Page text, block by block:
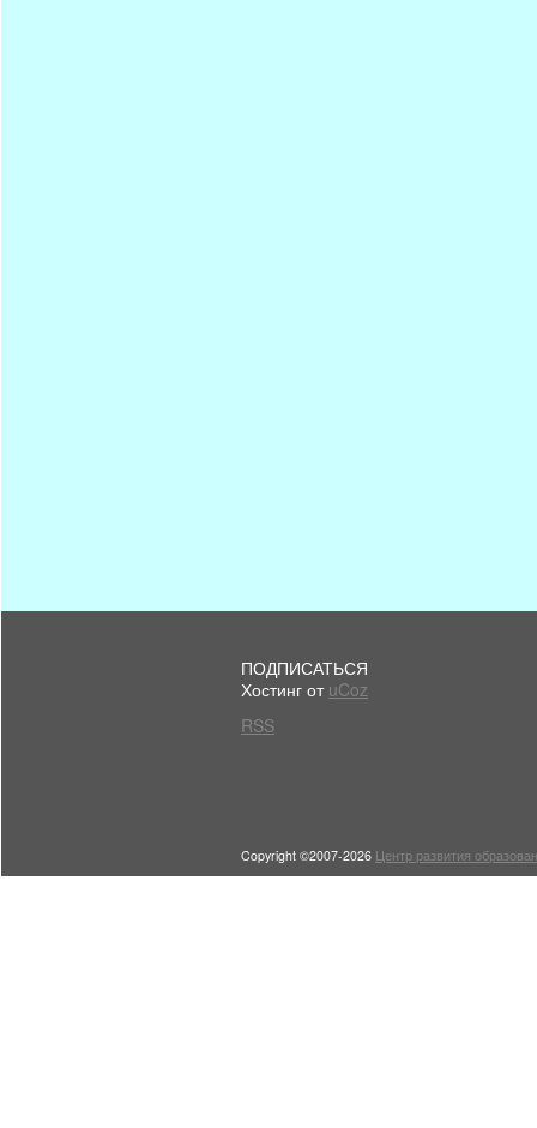
ПОДПИСАТЬСЯ
Хостинг от uCoz
RSS
Copyright ©2007-2026 Центр развития